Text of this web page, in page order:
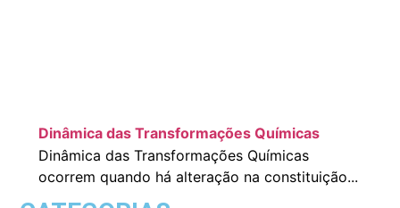
Dinâmica das Transformações Químicas
Dinâmica das Transformações Químicas
ocorrem quando há alteração na constituição...